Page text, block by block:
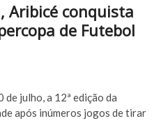
Aribicé conquista
de Futebol
de julho, a 12ª edição da
após inúmeros jogos de tirar